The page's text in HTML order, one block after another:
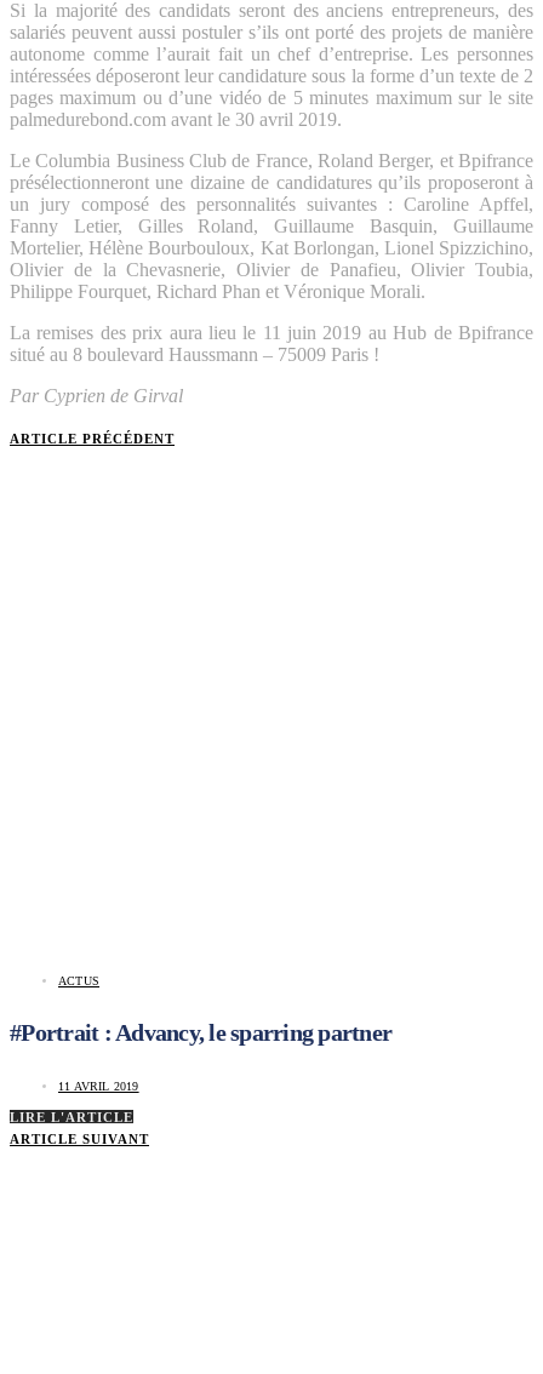
Si la majorité des candidats seront des anciens entrepreneurs, des
salariés peuvent aussi postuler s’ils ont porté des projets de manière
autonome comme l’aurait fait un chef d’entreprise. Les personnes
intéressées déposeront leur candidature sous la forme d’un texte de 2
pages maximum ou d’une vidéo de 5 minutes maximum sur le site
palmedurebond.com avant le 30 avril 2019.
Le Columbia Business Club de France, Roland Berger, et Bpifrance
présélectionneront une dizaine de candidatures qu’ils proposeront à
un jury composé des personnalités suivantes : Caroline Apffel,
Fanny Letier, Gilles Roland, Guillaume Basquin, Guillaume
Mortelier, Hélène Bourbouloux, Kat Borlongan, Lionel Spizzichino,
Olivier de la Chevasnerie, Olivier de Panafieu, Olivier Toubia,
Philippe Fourquet, Richard Phan et Véronique Morali.
La remises des prix aura lieu le 11 juin 2019 au Hub de Bpifrance
situé au 8 boulevard Haussmann – 75009 Paris !
Par Cyprien de Girval
ARTICLE PRÉCÉDENT
ACTUS
#Portrait : Advancy, le sparring partner
11 AVRIL 2019
LIRE L'ARTICLE
ARTICLE SUIVANT